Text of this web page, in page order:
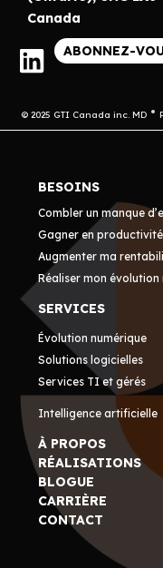
Canada
ABONNEZ-
© 2025 GTI Canada inc. MD
BESOINS
Combler un manque
Gagner en productivité
Augmenter ma
Réaliser mon évolution
SERVICES
Évolution numérique
Solutions logicielles
Services TI et gérés
Intelligence artificielle
À PROPOS
RÉALISATIONS
BLOGUE
CARRIÈRE
CONTACT